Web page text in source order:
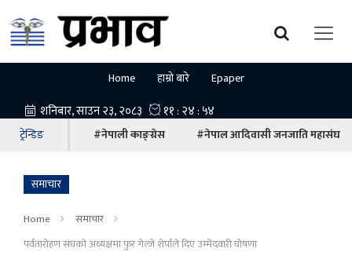
Home हाम्रो बारे Epaper
ट्रेन्डिङ #नेपाली काङ्ग्रेस #नेपाल आदिवासी जनजाति महासंघ
समाचार
Home
समाचार
पर्वतारोहण संघको अध्यक्षमा फुर गेल्जे शेर्पाले दिए उम्मेदवारी घोषणा